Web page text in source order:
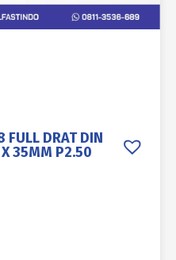
FULL DRAT DIN
35MM P2.50